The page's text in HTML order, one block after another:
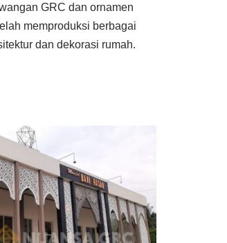
GRC dan ornamen
memproduksi berbagai
dan dekorasi rumah.